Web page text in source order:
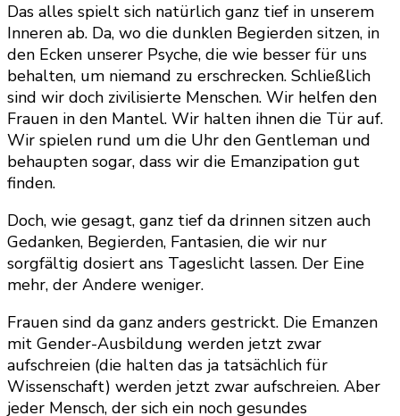
Das alles spielt sich natürlich ganz tief in unserem
Inneren ab. Da, wo die dunklen Begierden sitzen, in
den Ecken unserer Psyche, die wie besser für uns
behalten, um niemand zu erschrecken. Schließlich
sind wir doch zivilisierte Menschen. Wir helfen den
Frauen in den Mantel. Wir halten ihnen die Tür auf.
Wir spielen rund um die Uhr den Gentleman und
behaupten sogar, dass wir die Emanzipation gut
finden.
Doch, wie gesagt, ganz tief da drinnen sitzen auch
Gedanken, Begierden, Fantasien, die wir nur
sorgfältig dosiert ans Tageslicht lassen. Der Eine
mehr, der Andere weniger.
Frauen sind da ganz anders gestrickt. Die Emanzen
mit Gender-Ausbildung werden jetzt zwar
aufschreien (die halten das ja tatsächlich für
Wissenschaft) werden jetzt zwar aufschreien. Aber
jeder Mensch, der sich ein noch gesundes